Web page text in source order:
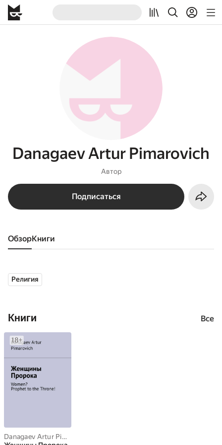
Danagaev Artur Pimarovich
Автор
Подписаться
Обзор книги
Религия
Книги Все
Danagaev Artur Pimarovich